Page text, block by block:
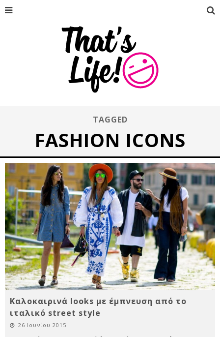
TAGGED
FASHION ICONS
Καλοκαιρινά looks με έμπνευση από το
ιταλικό street style
26 Ιουνίου 2015